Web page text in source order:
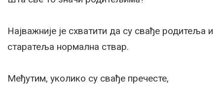
Најважније је схватити да су свађе родитеља и
старатеља нормална ствар.
Међутим, уколико су свађе пречесте,